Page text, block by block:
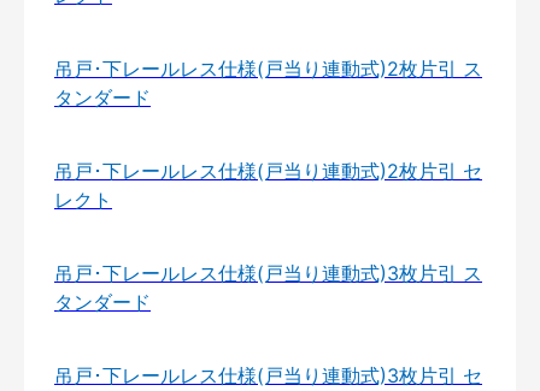
吊戸･下レールレス仕様(戸当り連動式)2枚片引 ス
タンダード
吊戸･下レールレス仕様(戸当り連動式)2枚片引 セ
レクト
吊戸･下レールレス仕様(戸当り連動式)3枚片引 ス
タンダード
吊戸･下レールレス仕様(戸当り連動式)3枚片引 セ